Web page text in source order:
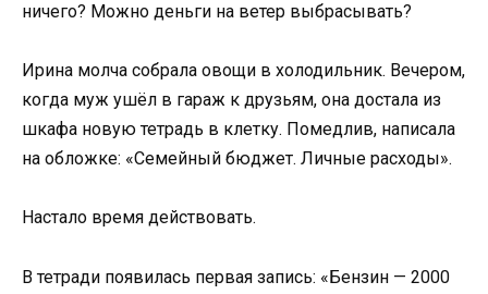
ничего? Можно деньги на ветер выбрасывать?
Ирина молча собрала овощи в холодильник. Вечером,
когда муж ушёл в гараж к друзьям, она достала из
шкафа новую тетрадь в клетку. Помедлив, написала
на обложке: «Семейный бюджет. Личные расходы».
Настало время действовать.
В тетради появилась первая запись: «Бензин — 2000